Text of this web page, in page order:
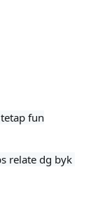
fun
relate dg byk